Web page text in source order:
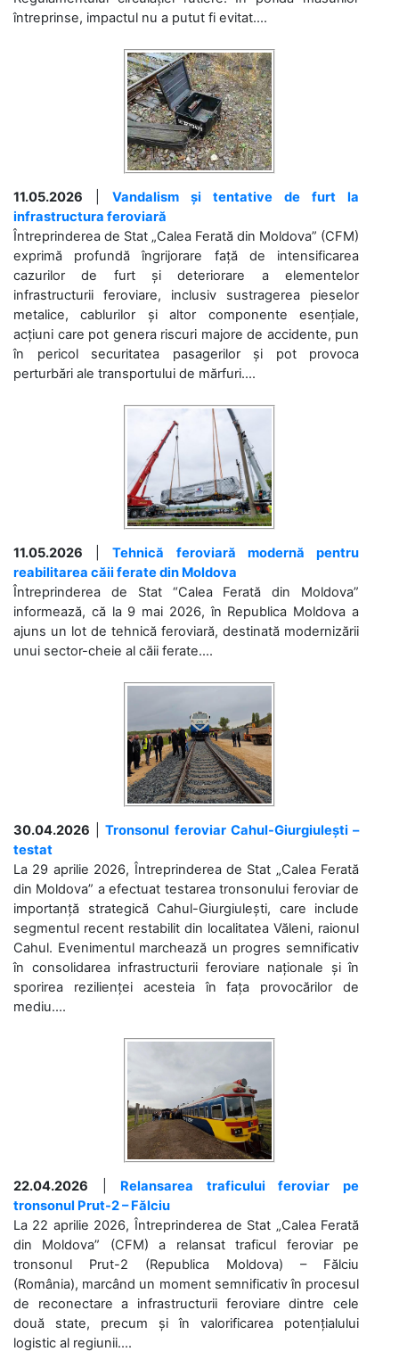
întreprinse, impactul nu a putut fi evitat....
11.05.2026
Vandalism și tentative de furt la
infrastructura feroviară
Întreprinderea de Stat „Calea Ferată din Moldova” (CFM)
exprimă profundă îngrijorare față de intensificarea
cazurilor de furt și deteriorare a elementelor
infrastructurii feroviare, inclusiv sustragerea pieselor
metalice, cablurilor și altor componente esențiale,
acțiuni care pot genera riscuri majore de accidente, pun
în pericol securitatea pasagerilor și pot provoca
perturbări ale transportului de mărfuri....
11.05.2026 |Tehnică feroviară modernă pentru
reabilitarea căii ferate din Moldova
Întreprinderea de Stat “Calea Ferată din Moldova”
informează, că la 9 mai 2026, în Republica Moldova a
ajuns un lot de tehnică feroviară, destinată modernizării
unui sector-cheie al căii ferate....
30.04.2026 |Tronsonul feroviar Cahul-Giurgiulești –
testat
La 29 aprilie 2026, Întreprinderea de Stat „Calea Ferată
din Moldova” a efectuat testarea tronsonului feroviar de
importanță strategică Cahul-Giurgiulești, care include
segmentul recent restabilit din localitatea Văleni, raionul
Cahul. Evenimentul marchează un progres semnificativ
în consolidarea infrastructurii feroviare naționale și în
sporirea rezilienței acesteia în fața provocărilor de
mediu....
22.04.2026
Relansarea traficului feroviar pe
tronsonul Prut-2 – Fălciu
La 22 aprilie 2026, Întreprinderea de Stat „Calea Ferată
din Moldova” (CFM) a relansat traficul feroviar pe
tronsonul Prut-2 (Republica Moldova) – Fălciu
(România), marcând un moment semnificativ în procesul
de reconectare a infrastructurii feroviare dintre cele
două state, precum și în valorificarea potențialului
logistic al regiunii....